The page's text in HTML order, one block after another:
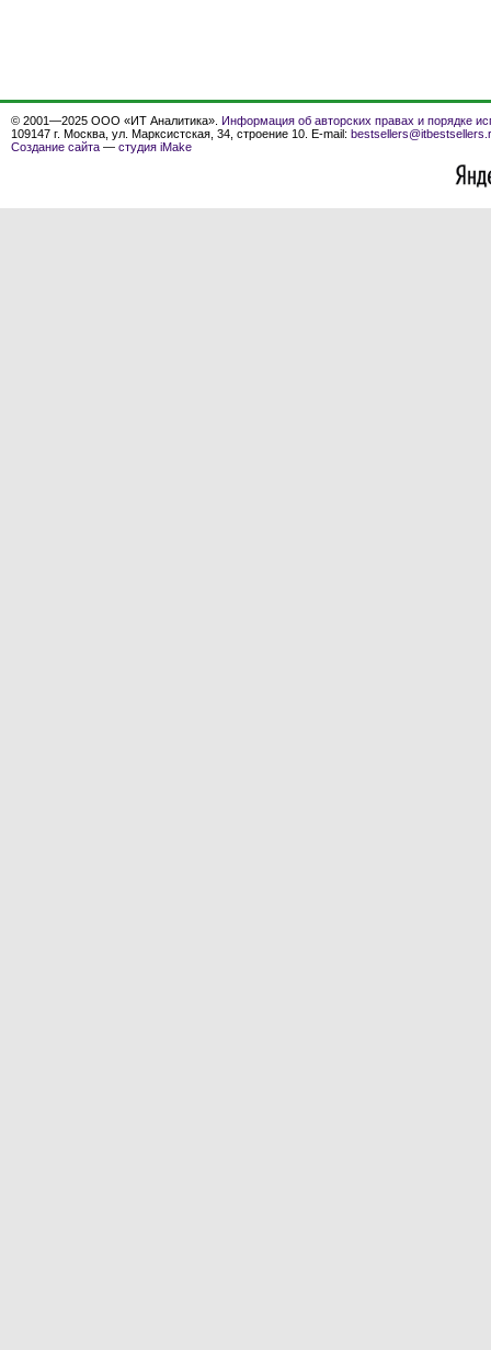
© 2001—2025 ООО «ИТ Аналитика». Информация об авторских правах и порядке
109147 г. Москва, ул. Марксистская, 34, строение 10. E-mail:
Создание сайта — студия iMake